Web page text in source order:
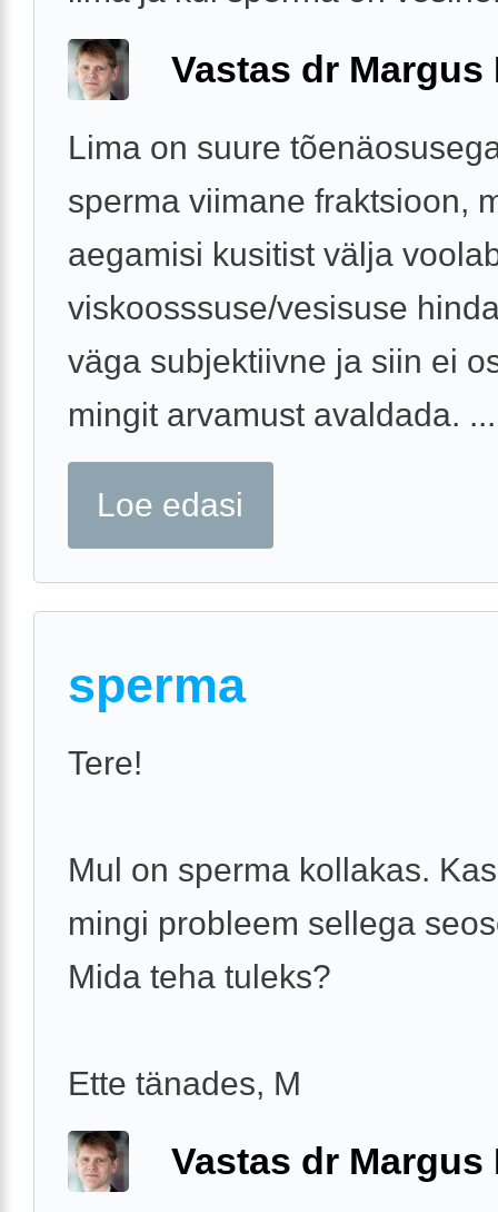
Vastas dr Margus
Lima on suure
sperma viimane fraktsioon,
aegamisi kusitist välja
viskoosssuse/vesisuse
väga subjektiivne ja siin ei
mingit arvamust avaldada. ...
Loe edasi
sperma
Tere!
Mul on sperma kollakas.
mingi probleem sellega
Mida teha tuleks?
Ette tänades, M
Vastas dr Margus